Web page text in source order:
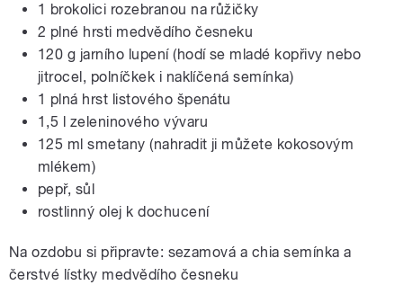
1 brokolici rozebranou na růžičky
2 plné hrsti medvědího česneku
120 g jarního lupení (hodí se mladé kopřivy nebo
jitrocel, polníčkek i naklíčená semínka)
1 plná hrst listového špenátu
1,5 l zeleninového vývaru
125 ml smetany (nahradit ji můžete kokosovým
mlékem)
pepř, sůl
rostlinný olej k dochucení
Na ozdobu si připravte: sezamová a chia semínka a
čerstvé lístky medvědího česneku